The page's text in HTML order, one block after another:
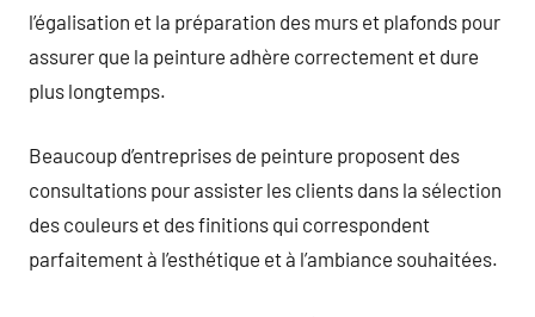
l’égalisation et la préparation des murs et plafonds pour
assurer que la peinture adhère correctement et dure
plus longtemps.
Beaucoup d’entreprises de peinture proposent des
consultations pour assister les clients dans la sélection
des couleurs et des finitions qui correspondent
parfaitement à l’esthétique et à l’ambiance souhaitées.